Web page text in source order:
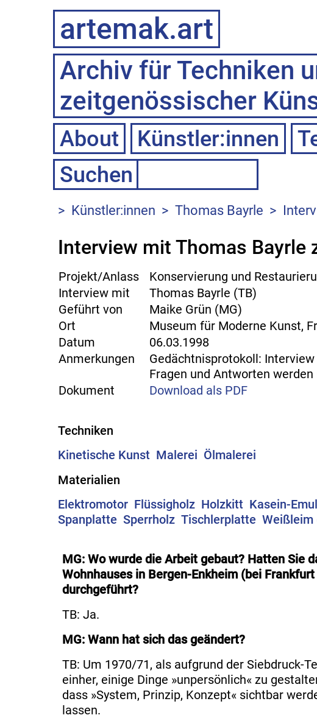
artemak.art
Archiv für Techniken
zeitgenössischer
About Künstler:innen
> Künstler:innen >Thomas Bayrle >
Interview mit Thomas Bayrle
Projekt/Anlass
Konservierung und
Interview mit
Thomas Bayrle (TB)
Geführt von
Maike Grün (MG)
Ort
Museum für Moderne Kunst,
Datum
06.03.1998
Anmerkungen
Gedächtnisprotokoll:
Fragen und Antworten
Dokument
Download als PDF
Techniken
Kinetische Kunst Malerei Ölmalerei
Materialien
Elektromotor Flüssigholz Holzkitt Kasein-
Spanplatte Sperrholz Tischlerplatte Weißleim
MG: Wo wurde die Arbeit gebaut? Hatten Sie
Wohnhauses in Bergen-Enkheim (bei
durchgeführt?
TB: Ja.
MG: Wann hat sich das geändert?
TB: Um 1970/71, als aufgrund der Siebdruck-
einher, einige Dinge »unpersönlich« zu
dass »System, Prinzip, Konzept« sichtbar
lassen.